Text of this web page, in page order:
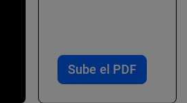
Sube el PDF